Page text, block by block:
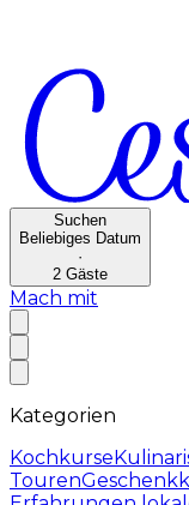
Suchen
Beliebiges Datum
·
2 Gäste
Mach mit
Kategorien
Kochkurse
Touren